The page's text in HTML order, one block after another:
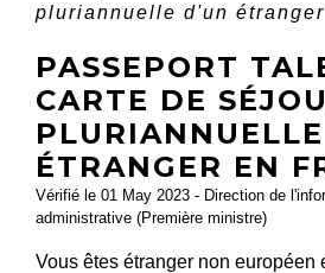
pluriannuelle d'un
PASSEPORT
CARTE DE
ÉTRANGER EN
Vérifié le 01 May 2023 - Direction de
administrative (Première ministre)
Vous êtes étranger non européen